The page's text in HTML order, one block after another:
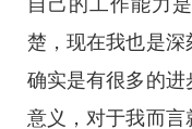
自己的工作能力
楚，现在我也是深
确实是有很多的进
意义，对于我而言